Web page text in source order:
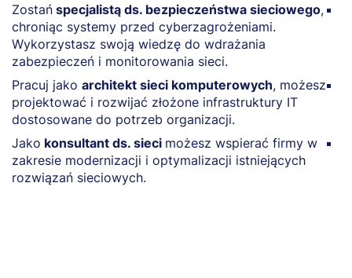
Zostań specjalistą ds. bezpieczeństwa sieciowego,
chroniąc systemy przed cyberzagrożeniami.
Wykorzystasz swoją wiedzę do wdrażania
zabezpieczeń i monitorowania sieci.
Pracuj jako architekt sieci komputerowych, możesz
projektować i rozwijać złożone infrastruktury IT
dostosowane do potrzeb organizacji.
Jako konsultant ds. sieci możesz wspierać firmy w
zakresie modernizacji i optymalizacji istniejących
rozwiązań sieciowych.